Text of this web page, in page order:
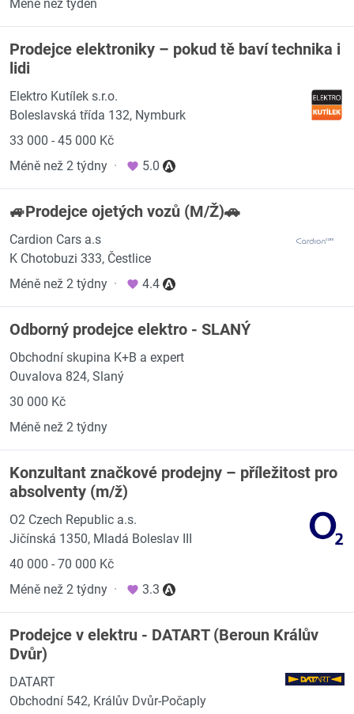
Méně než týden
Prodejce elektroniky – pokud tě baví technika i
lidi
Elektro Kutílek s.r.o.
Boleslavská třída 132, Nymburk
33 000 - 45 000 Kč
Méně než 2 týdny · 5.0
🚙Prodejce ojetých vozů (M/Ž)🚗
Cardion Cars a.s
K Chotobuzi 333, Čestlice
Méně než 2 týdny · 4.4
Odborný prodejce elektro - SLANÝ
Obchodní skupina K+B a expert
Ouvalova 824, Slaný
30 000 Kč
Méně než 2 týdny
Konzultant značkové prodejny – příležitost pro
absolventy (m/ž)
O2 Czech Republic a.s.
Jičínská 1350, Mladá Boleslav III
40 000 - 70 000 Kč
Méně než 2 týdny · 3.3
Prodejce v elektru - DATART (Beroun Králův
Dvůr)
DATART
Obchodní 542, Králův Dvůr-Počaply